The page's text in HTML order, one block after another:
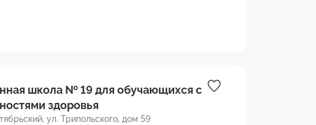
школа № 19 для обучающихся с
здоровья
ул. Трипольского, дом 59